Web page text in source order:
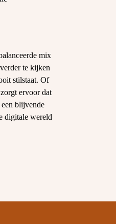
mix
te kijken
stilstaat. Of
ervoor dat
blijvende
digitale wereld